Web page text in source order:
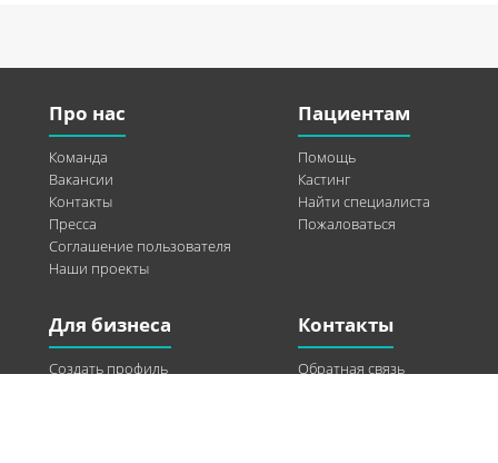
Про нас
Команда
Вакансии
Контакты
Пресса
Соглашение пользователя
Наши проекты
Пациентам
Помощь
Кастинг
Найти специалиста
Пожаловаться
Для бизнеса
Создать профиль
Контакты
Обратная связь